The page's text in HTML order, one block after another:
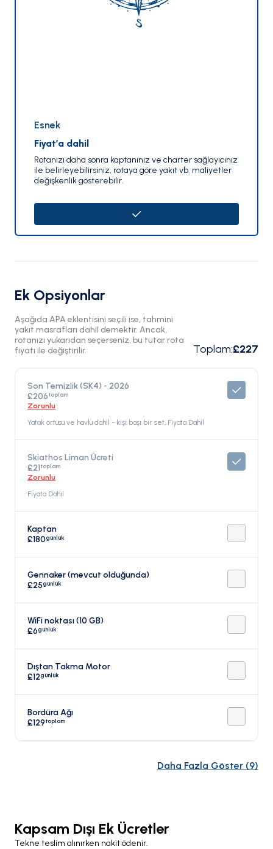
Esnek
Fiyat’a dahil
Rotanızı daha sonra kaptanınız ve charter sağlayıcınız
ile belirleyebilirsiniz, rotaya göre yakıt vb. maliyetler
değişkenlik gösterebilir.
Ek Opsiyonlar
Aşağıda APA eklentisini seçili ise, tahmini
yakıt masrafları dahil demektir. Ancak,
rotanızı yukarıdan seçerseniz, bu tutar rota
fiyatı ile değiştirilir.
Toplam:£227
Son Temizlik (SK4) - 2026
£206toplam
Zorunlu
Yatak örtüsü ve havlu dahil - kişi başı bir set, Fiyata Dahil
Skiathos Liman Ücreti
£21toplam
Zorunlu
Fiyata Dahil
Kaptan
£180günlük
Gennaker (mevcut olduğunda)
£25günlük
WiFi noktası (10 GB)
£6günlük
Dıştan Takma Motor
£12günlük
Bordüra Ağı
£129toplam
Daha Fazla Göster (9)
Kapsam Dışı Ek Ücretler
Tekne teslim alınırken nakit ödenir.